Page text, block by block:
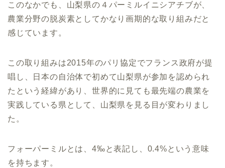
このなかでも、山梨県の４パーミルイニシアチブが、
農業分野の脱炭素としてかなり画期的な取り組みだと
感じています。
この取り組みは2015年のパリ協定でフランス政府が提
唱し、日本の自治体で初めて山梨県が参加を認められ
たという経緯があり、世界的に見ても最先端の農業を
実践している県として、山梨県を見る目が変わりまし
た。
フォーパーミルとは、4‰と表記し、0.4%という意味
を持ちます。